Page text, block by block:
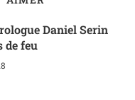
Daniel Serin
de feu